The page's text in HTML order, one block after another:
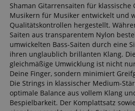
Shaman Gitarrensaiten für klassische
Musikern für Musiker entwickelt und
Qualitätskontrollen hergestellt.
Saiten aus transparentem Nylon
umwickelten Bass-Saiten durch eine
ihren unglaublich brillanten Klang.
gleichmäßige Umwicklung ist nicht
Deine Finger, sondern minimiert
Die Strings in klassischer Medium-
optimale Balance aus vollem Klang
Bespielbarkeit. Der Komplattsatz